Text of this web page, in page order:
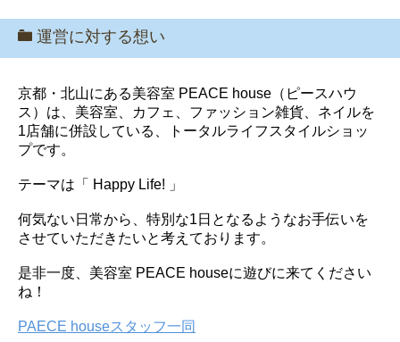
運営に対する想い
京都・北山にある美容室 PEACE house（ピースハウ
ス）は、美容室、カフェ、ファッション雑貨、ネイルを
1店舗に併設している、トータルライフスタイルショッ
プです。
テーマは「 Happy Life! 」
何気ない日常から、特別な1日となるようなお手伝いを
させていただきたいと考えております。
是非一度、美容室 PEACE houseに遊びに来てください
ね！
PAECE houseスタッフ一同